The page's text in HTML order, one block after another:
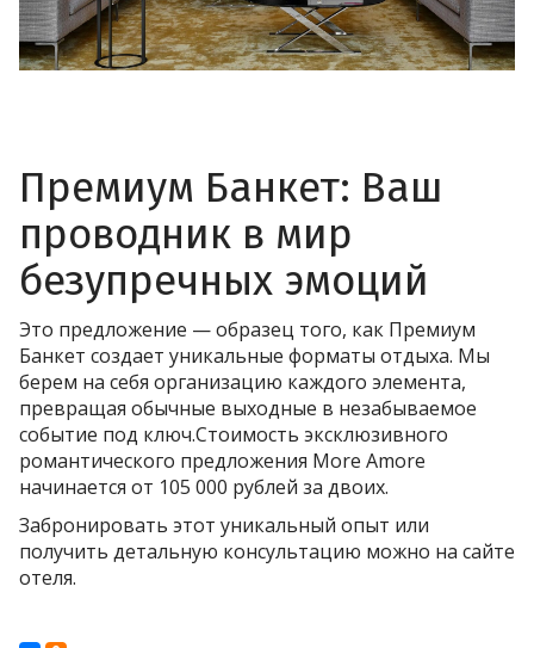
Премиум Банкет: Ваш
проводник в мир
безупречных эмоций
Это предложение — образец того, как Премиум
Банкет создает уникальные форматы отдыха. Мы
берем на себя организацию каждого элемента,
превращая обычные выходные в незабываемое
событие под ключ.Стоимость эксклюзивного
романтического предложения More Amore
начинается от 105 000 рублей за двоих.
Забронировать этот уникальный опыт или
получить детальную консультацию можно на сайте
отеля.